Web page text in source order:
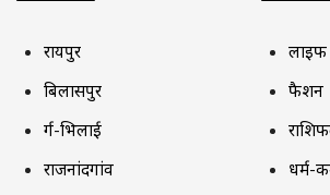
रायपुर
बिलासपुर
दुर्ग-भिलाई
राजनांदगांव
लाइफ
फैशन
धर्म-